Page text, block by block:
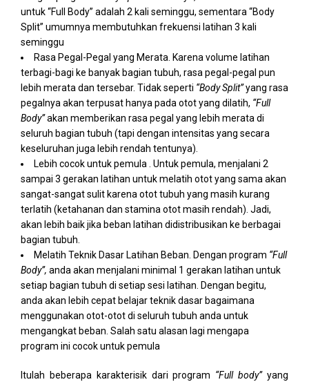
untuk “Full Body” adalah 2 kali seminggu, sementara “Body
Split” umumnya membutuhkan frekuensi latihan 3 kali
seminggu
Rasa Pegal-Pegal yang Merata. Karena volume latihan
terbagi-bagi ke banyak bagian tubuh, rasa pegal-pegal pun
lebih merata dan tersebar. Tidak seperti “Body Split”yang rasa
pegalnya akan terpusat hanya pada otot yang dilatih, “Full
Body”akan memberikan rasa pegal yang lebih merata di
seluruh bagian tubuh (tapi dengan intensitas yang secara
keseluruhan juga lebih rendah tentunya).
Lebih cocok untuk pemula . Untuk pemula, menjalani 2
sampai 3 gerakan latihan untuk melatih otot yang sama akan
sangat-sangat sulit karena otot tubuh yang masih kurang
terlatih (ketahanan dan stamina otot masih rendah). Jadi,
akan lebih baik jika beban latihan didistribusikan ke berbagai
bagian tubuh.
Melatih Teknik Dasar Latihan Beban. Dengan program “Full
Body”, anda akan menjalani minimal 1 gerakan latihan untuk
setiap bagian tubuh di setiap sesi latihan. Dengan begitu,
anda akan lebih cepat belajar teknik dasar bagaimana
menggunakan otot-otot di seluruh tubuh anda untuk
mengangkat beban. Salah satu alasan lagi mengapa
program ini cocok untuk pemula
Itulah beberapa karakterisik dari program “Full body”yang